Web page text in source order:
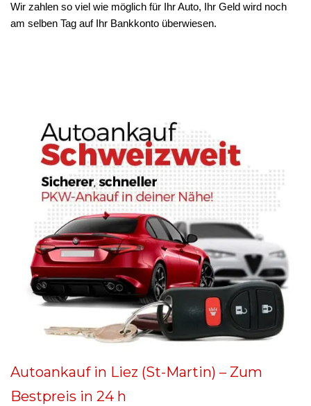
Wir zahlen so viel wie möglich für Ihr Auto, Ihr Geld wird noch
am selben Tag auf Ihr Bankkonto überwiesen.
Autoankauf in Liez (St-Martin) – Zum
Bestpreis in 24 h